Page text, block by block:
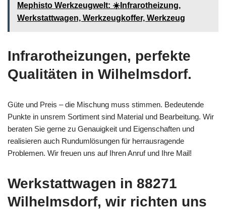
Mephisto Werkzeugwelt: ☀️Infrarotheizung,
Werkstattwagen, Werkzeugkoffer, Werkzeug
Infrarotheizungen, perfekte
Qualitäten in Wilhelmsdorf.
Güte und Preis – die Mischung muss stimmen. Bedeutende
Punkte in unsrem Sortiment sind Material und Bearbeitung. Wir
beraten Sie gerne zu Genauigkeit und Eigenschaften und
realisieren auch Rundumlösungen für herrausragende
Problemen. Wir freuen uns auf Ihren Anruf und Ihre Mail!
Werkstattwagen in 88271
Wilhelmsdorf, wir richten uns